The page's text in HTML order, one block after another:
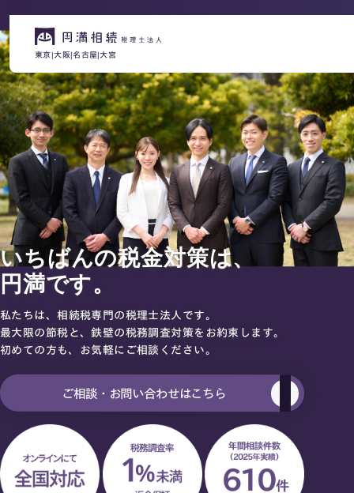
東京 大阪 名古屋 大宮
はじめての相続でお困りの方へ
相続ロードマップ
はじめての方へ
ご相談の流れ
選ばれる理由
よくある質問
相続を学ぶ
サービス紹介
相続が発生した方へ
相続税申告について
ご相談の流れ
料金表
相続に備えたい方へ
料金表
いちばんの税金対策は、
円満です。
私たちは、相続税専門の税理士法人です。
最大限の節税と、鉄壁の税務調査対策をお約束します。
初めての方も、お気軽にご相談ください。
ご相談・お問い合わせはこちら